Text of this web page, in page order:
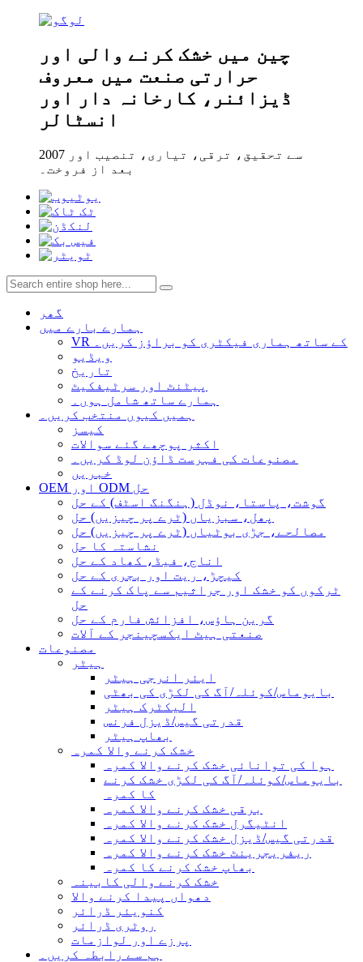
چین میں خشک کرنے والی اور
حرارتی صنعت میں معروف
ڈیزائنر، کارخانہ دار اور
انسٹالر
2007 سے تحقیق، ترقی، تیاری، تنصیب اور
بعد از فروخت۔
گھر
ہمارے بارے میں
VR کے ساتھ ہماری فیکٹری کو براؤز کریں۔
ویڈیو
تاریخ
پیٹنٹ اور سرٹیفکیٹ
ہمارے ساتھ شامل ہوں۔
ہمیں کیوں منتخب کریں۔
کیسز
اکثر پوچھے گئے سوالات
مصنوعات کی فہرست ڈاؤن لوڈ کریں۔
خبریں
OEM اور ODM حل
گوشت، پاستا، نوڈل (ہنگنگ اسٹف) کے حل
پھل، سبزیاں (ٹرے پر چیزیں) حل
مصالحے، جڑی بوٹیاں (ٹرے پر چیزیں) حل
نشاستہ کا حل
اناج، فیڈ، کھاد کے حل
کیچڑ، ریت اور بجری کے حل
ٹرکوں کو خشک اور جراثیم سے پاک کرنے کے
حل
گرین ہاؤس، افزائش فارم کے حل
صنعتی ہیٹ ایکسچینجر کے آلات
مصنوعات
ہیٹر
ایئر انرجی ہیٹر
بایوماس/کوئلہ/آگ کی لکڑی کی بھٹی
الیکٹرک ہیٹر
قدرتی گیس/ڈیزل فرنس
بھاپ ہیٹر
خشک کرنے والا کمرہ
ہوا کی توانائی خشک کرنے والا کمرہ
بایوماس/کوئلہ/آگ کی لکڑی خشک کرنے
کا کمرہ
برقی خشک کرنے والا کمرہ
انٹیگرل خشک کرنے والا کمرہ
قدرتی گیس/ڈیزل خشک کرنے والا کمرہ
ریفریجرینٹ خشک کرنے والا کمرہ
بھاپ خشک کرنے کا کمرہ
خشک کرنے والی کابینہ
دھواں پیدا کرنے والا
کنویئر ڈرائر
روٹری ڈرائر
پرزے اور لوازمات
ہم سے رابطہ کریں۔